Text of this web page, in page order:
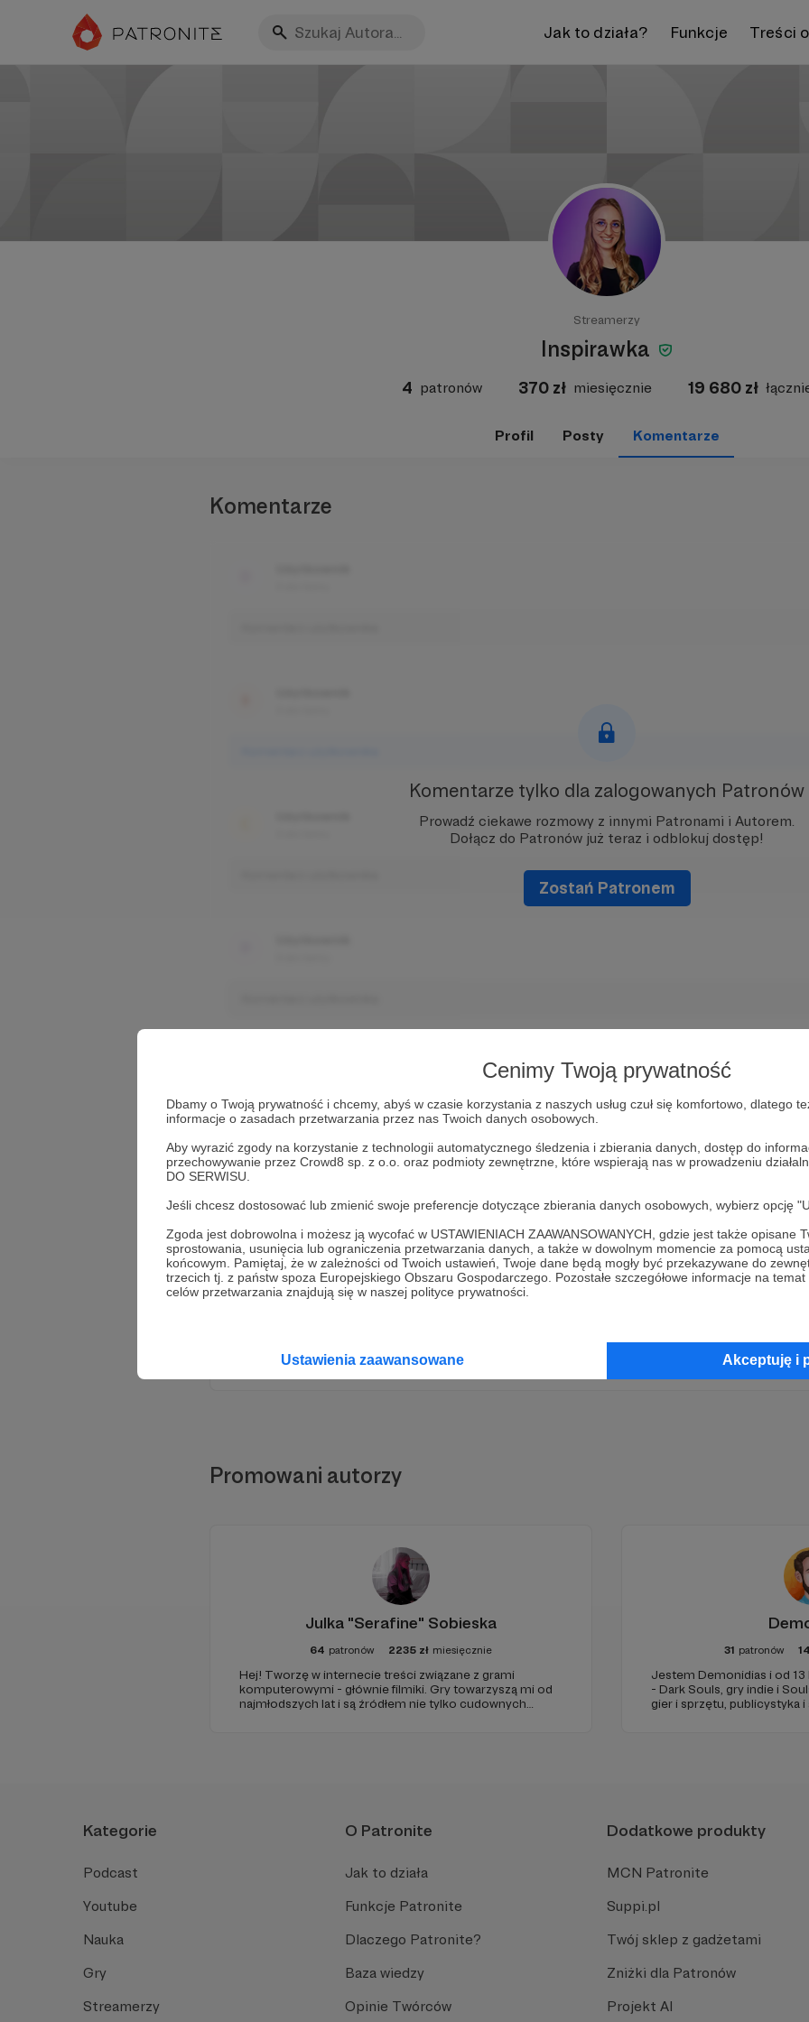
Cenimy Twoją prywatność
Dbamy o Twoją prywatność i chcemy, abyś w czasie korzystania z naszych usług czuł się komfortowo, dlatego
informacje o zasadach przetwarzania przez nas Twoich danych osobowych.
Aby wyrazić zgody na korzystanie z technologii automatycznego śledzenia i zbierania danych, dostęp do
przechowywanie przez Crowd8 sp. z o.o. oraz podmioty zewnętrzne, które wspierają nas w prowadzeniu
DO SERWISU.
Jeśli chcesz dostosować lub zmienić swoje preferencje dotyczące zbierania danych osobowych, wybierz opcję
Zgoda jest dobrowolna i możesz ją wycofać w USTAWIENIACH ZAAWANSOWANYCH, gdzie jest także opisane
sprostowania, usunięcia lub ograniczenia przetwarzania danych, a także w dowolnym momencie za pomocą
końcowym. Pamiętaj, że w zależności od Twoich ustawień, Twoje dane będą mogły być przekazywane do
trzecich tj. z państw spoza Europejskiego Obszaru Gospodarczego. Pozostałe szczegółowe informacje na
celów przetwarzania znajdują się w naszej polityce prywatności.
Ustawienia zaawansowane Akceptuję i
Jak to działa? Funkcje Treści
Streamerzy
Inspirawka
4 patronów 370 zł miesięcznie 19 680 zł
Profil Posty Komentarze
Komentarze
Komentarze tylko dla zalogowanych Patronów
Prowadź ciekawe rozmowy z innymi Patronami i Autorem.
Dołącz do Patronów już teraz i odblokuj dostęp!
Zostań Patronem
Dołącz do grona Patronów!
Wesprzyj działalność Autora
Zostań Patronem
Promowani autorzy
Julka "Serafine" Sobieska
64 patronów 2235 zł miesięcznie
Hej! Tworzę w internecie treści związane z grami
komputerowymi - głównie filmiki. Gry towarzyszą mi od
najmłodszych lat i są źródłem nie tylko cudownych
31 patronów
Jestem Demonidias i od 13
- Dark Souls, gry indie i
gier i sprzętu, publicystyka
Kategorie
Podcast
Youtube
Nauka
Gry
Streamerzy
O Patronite
Jak to działa
Funkcje Patronite
Dlaczego Patronite?
Baza wiedzy
Opinie Twórców
Dodatkowe produkty
MCN Patronite
Suppi.pl
Twój sklep z gadżetami
Zniżki dla Patronów
Projekt AI